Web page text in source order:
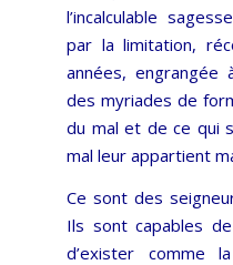
l’incalculable
par la limitation,
années,
des myriades de
du mal et de ce qui
mal leur appartient
Ce sont des
Ils sont capables
d’exister comme